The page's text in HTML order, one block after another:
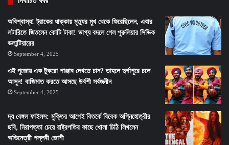
অবিশ্বাস্য! ট্রাকের ধাক্কায় মৃত্যুর মুখ থেকে ফিরেছিলেন, এবার
লটারিতে জিতলেন কোটি টাকা! ভাগ্য বদলে গেল পুরুলিয়ার সিভিক
ভলান্টিয়ারের
September 4, 2025
এই পুজোয় এক টুকরো পাঞ্জাব দেখতে চান? তাহলে দুর্গাপুরে চলে
আসুন! বাজিমাত করতে আসছে উর্বশী সর্বজনীন
September 4, 2025
দ্য বেঙ্গল ফাইলস: মুক্তির আগেই বিতর্কে বিবেক অগ্নিহোত্রীর
ছবি, নিরাপত্তা চেয়ে রাষ্ট্রপতির কাছে খোলা চিঠি লিখলেন
অভিনেত্রী পল্লবী জোশী